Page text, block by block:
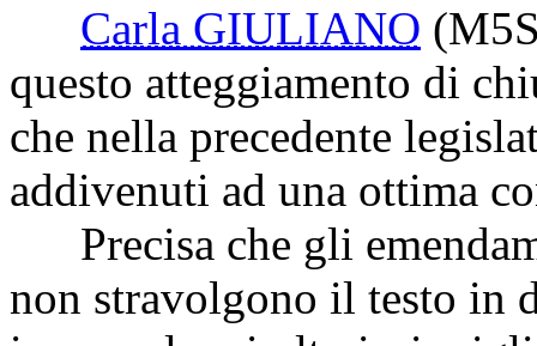
Carla GIULIANO
questo atteggiamento di
che nella precedente
addivenuti ad una ottima
Precisa che gli
non stravolgono il testo in